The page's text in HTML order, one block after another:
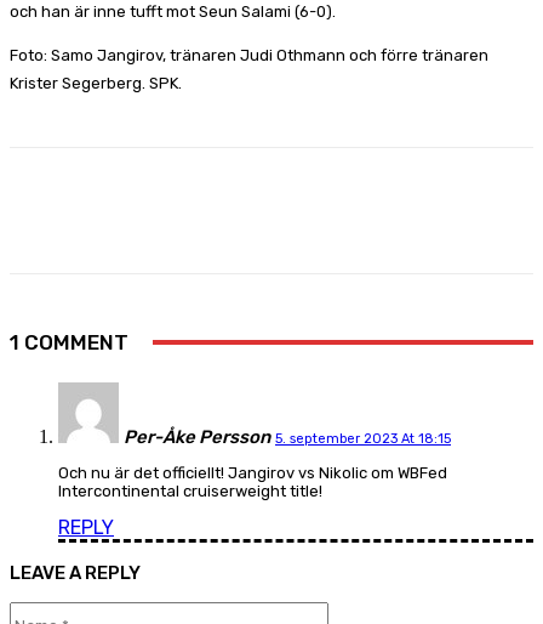
och han är inne tufft mot Seun Salami (6-0).
Foto: Samo Jangirov, tränaren Judi Othmann och förre tränaren
Krister Segerberg. SPK.
1 COMMENT
Per-Åke Persson 5. september 2023 At 18:15
Och nu är det officiellt! Jangirov vs Nikolic om WBFed
Intercontinental cruiserweight title!
REPLY
LEAVE A REPLY